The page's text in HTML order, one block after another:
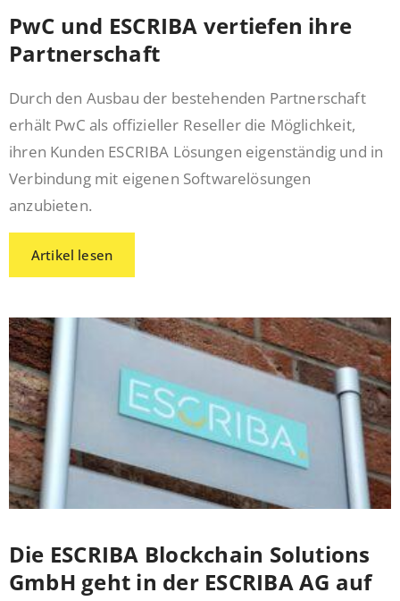
PwC und ESCRIBA vertiefen ihre
Partnerschaft
Durch den Ausbau der bestehenden Partnerschaft
erhält PwC als offizieller Reseller die Möglichkeit,
ihren Kunden ESCRIBA Lösungen eigenständig und in
Verbindung mit eigenen Softwarelösungen
anzubieten.
Artikel lesen
Die ESCRIBA Blockchain Solutions
GmbH geht in der ESCRIBA AG auf